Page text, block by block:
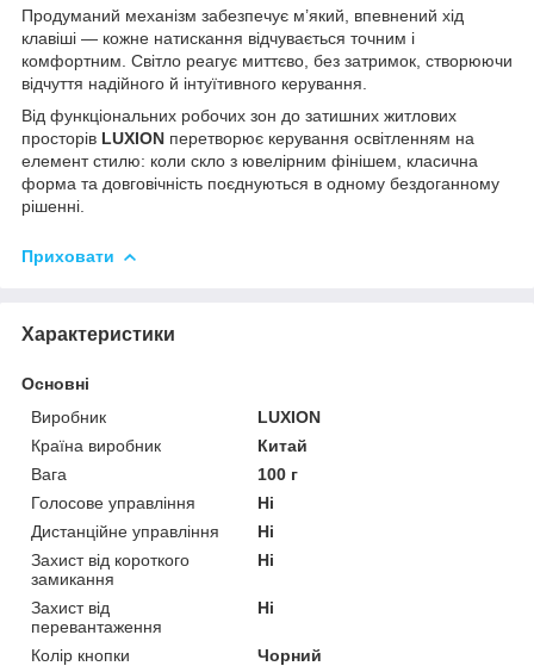
Продуманий механізм забезпечує м’який, впевнений хід
клавіші — кожне натискання відчувається точним і
комфортним. Світло реагує миттєво, без затримок, створюючи
відчуття надійного й інтуїтивного керування.
Від функціональних робочих зон до затишних житлових
просторів LUXION перетворює керування освітленням на
елемент стилю: коли скло з ювелірним фінішем, класична
форма та довговічність поєднуються в одному бездоганному
рішенні.
Приховати
Характеристики
Основні
Виробник
LUXION
Країна виробник
Китай
Вага
100 г
Голосове управління
Ні
Дистанційне управління
Ні
Захист від короткого
замикання
Ні
Захист від
перевантаження
Ні
Колір кнопки
Чорний